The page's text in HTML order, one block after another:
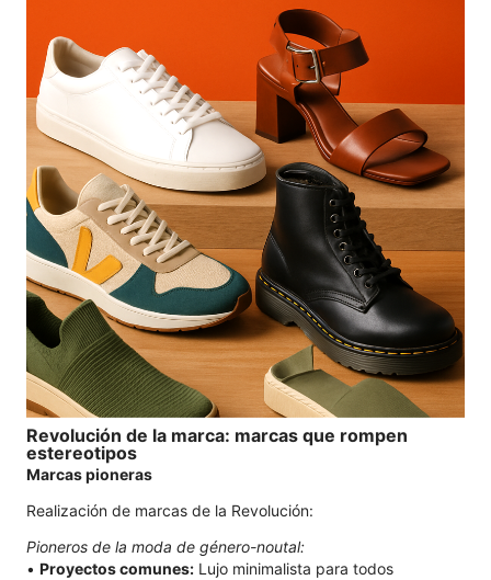
Revolución de la marca: marcas que rompen
estereotipos
Marcas pioneras
Realización de marcas de la Revolución:
Pioneros de la moda de género-noutal:
• Proyectos comunes: Lujo minimalista para todos